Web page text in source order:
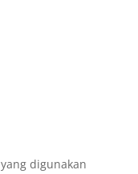
digunakan